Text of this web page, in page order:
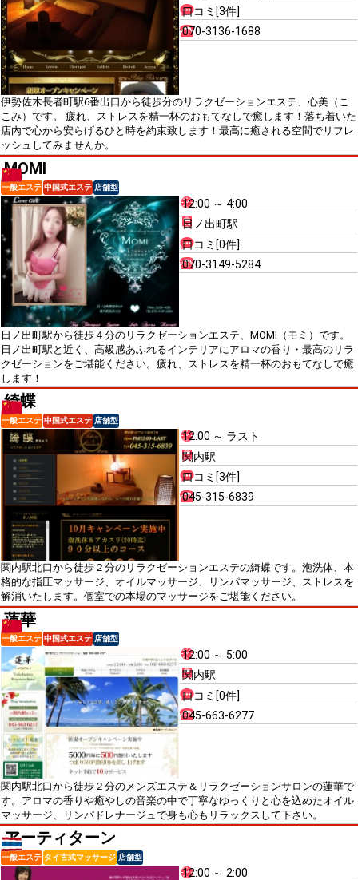
口コミ[3件]
070-3136-1688
伊勢佐木長者町駅6番出口から徒歩分のリラクゼーションエステ、心美（こ
こみ）です。 疲れ、ストレスを精一杯のおもてなしで癒します！落ち着いた
店内で心から安らげるひと時を約束致します！最高に癒される空間でリフレ
ッシュしてみませんか。
MOMI
一般エステ 中国式エステ 店舗型
12:00 ～ 4:00
日ノ出町駅
口コミ[0件]
070-3149-5284
日ノ出町駅から徒歩４分のリラクゼーションエステ、MOMI（モミ）です。
日ノ出町駅と近く、高級感あふれるインテリアにアロマの香り・最高のリラ
クゼーションをご堪能ください。疲れ、ストレスを精一杯のおもてなしで癒
します！
綺蝶
一般エステ 中国式エステ 店舗型
12:00 ～ ラスト
関内駅
口コミ[3件]
045-315-6839
関内駅北口から徒歩２分のリラクゼーションエステの綺蝶です。泡洗体、本
格的な指圧マッサージ、オイルマッサージ、リンパマッサージ、ストレスを
解消いたします。個室での本場のマッサージをご堪能ください。
蓮華
一般エステ 中国式エステ 店舗型
12:00 ～ 5:00
関内駅
口コミ[0件]
045-663-6277
関内駅北口から徒歩２分のメンズエステ＆リラクゼーションサロンの蓮華で
す。アロマの香りや癒やしの音楽の中で丁寧なゆっくりと心を込めたオイル
マッサージ、リンパドレナージュで身も心もリラックスして下さい。
アーティターン
一般エステ タイ古式マッサージ 店舗型
12:00 ～ 2:00